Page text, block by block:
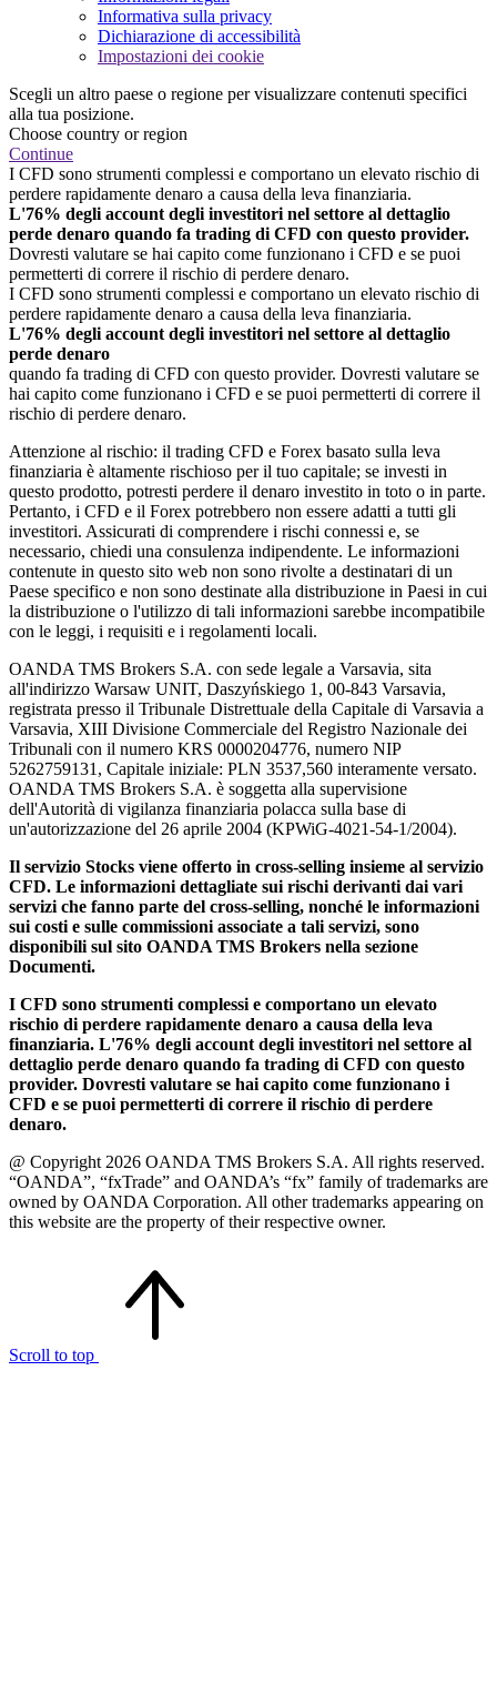
Informativa sulla privacy
Dichiarazione di accessibilità
Impostazioni dei cookie
Scegli un altro paese o regione per visualizzare contenuti specifici
alla tua posizione.
Choose country or region
Continue
I CFD sono strumenti complessi e comportano un elevato rischio di
perdere rapidamente denaro a causa della leva finanziaria.
L'76% degli account degli investitori nel settore al dettaglio
perde denaro quando fa trading di CFD con questo provider.
Dovresti valutare se hai capito come funzionano i CFD e se puoi
permetterti di correre il rischio di perdere denaro.
I CFD sono strumenti complessi e comportano un elevato rischio di
perdere rapidamente denaro a causa della leva finanziaria.
L'76% degli account degli investitori nel settore al dettaglio
perde denaro
quando fa trading di CFD con questo provider. Dovresti valutare se
hai capito come funzionano i CFD e se puoi permetterti di correre il
rischio di perdere denaro.
Attenzione al rischio: il trading CFD e Forex basato sulla leva
finanziaria è altamente rischioso per il tuo capitale; se investi in
questo prodotto, potresti perdere il denaro investito in toto o in parte.
Pertanto, i CFD e il Forex potrebbero non essere adatti a tutti gli
investitori. Assicurati di comprendere i rischi connessi e, se
necessario, chiedi una consulenza indipendente. Le informazioni
contenute in questo sito web non sono rivolte a destinatari di un
Paese specifico e non sono destinate alla distribuzione in Paesi in cui
la distribuzione o l'utilizzo di tali informazioni sarebbe incompatibile
con le leggi, i requisiti e i regolamenti locali.
OANDA TMS Brokers S.A. con sede legale a Varsavia, sita
all'indirizzo Warsaw UNIT, Daszyńskiego 1, 00-843 Varsavia,
registrata presso il Tribunale Distrettuale della Capitale di Varsavia a
Varsavia, XIII Divisione Commerciale del Registro Nazionale dei
Tribunali con il numero KRS 0000204776, numero NIP
5262759131, Capitale iniziale: PLN 3537,560 interamente versato.
OANDA TMS Brokers S.A. è soggetta alla supervisione
dell'Autorità di vigilanza finanziaria polacca sulla base di
un'autorizzazione del 26 aprile 2004 (KPWiG-4021-54-1/2004).
Il servizio Stocks viene offerto in cross-selling insieme al servizio
CFD. Le informazioni dettagliate sui rischi derivanti dai vari
servizi che fanno parte del cross-selling, nonché le informazioni
sui costi e sulle commissioni associate a tali servizi, sono
disponibili sul sito OANDA TMS Brokers nella sezione
Documenti.
I CFD sono strumenti complessi e comportano un elevato
rischio di perdere rapidamente denaro a causa della leva
finanziaria. L'76% degli account degli investitori nel settore al
dettaglio perde denaro quando fa trading di CFD con questo
provider. Dovresti valutare se hai capito come funzionano i
CFD e se puoi permetterti di correre il rischio di perdere
denaro.
@ Copyright 2026 OANDA TMS Brokers S.A. All rights reserved.
“OANDA”, “fxTrade” and OANDA’s “fx” family of trademarks are
owned by OANDA Corporation. All other trademarks appearing on
this website are the property of their respective owner.
Scroll to top